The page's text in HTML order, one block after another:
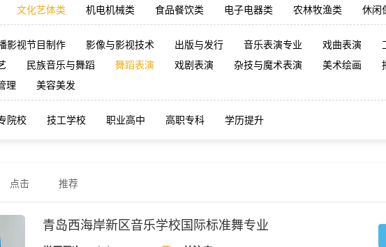
文化艺体类 机电机械类 食品餐饮类 电子电器类 农林牧渔类 休闲
影视节目制作 影像与影视技术 出版与发行 音乐表演专业 戏曲表演
民族音乐与舞蹈 舞蹈表演 戏剧表演 杂技与魔术表演 美术绘画
理
美容美发
院校 技工学校 职业高中 高职专科 学历提升
点击 推荐
青岛西海岸新区音乐学校国际标准舞专业